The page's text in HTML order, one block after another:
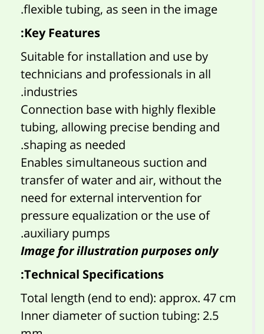
flexible tubing, as seen in the image.
Key Features:
Suitable for installation and use by
technicians and professionals in all
industries.
Connection base with highly flexible
tubing, allowing precise bending and
shaping as needed.
Enables simultaneous suction and
transfer of water and air, without the
need for external intervention for
pressure equalization or the use of
auxiliary pumps.
Image for illustration purposes only
Technical Specifications:
Total length (end to end): approx. 47 cm
Inner diameter of suction tubing: 2.5